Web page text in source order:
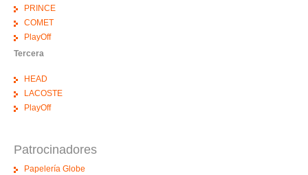
PRINCE
COMET
PlayOff
Tercera
HEAD
LACOSTE
PlayOff
Patrocinadores
Papelería Globe